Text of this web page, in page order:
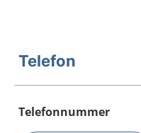
Telefon
Telefonnummer